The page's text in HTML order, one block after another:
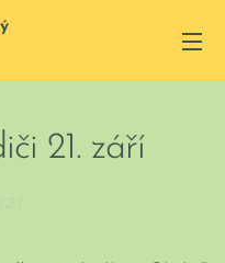
21. září